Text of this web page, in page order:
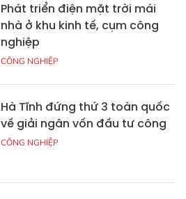
Phát triển điện mặt trời mái
nhà ở khu kinh tế, cụm công
nghiệp
CÔNG NGHIỆP
Hà Tĩnh đứng thứ 3 toàn quốc
về giải ngân vốn đầu tư công
CÔNG NGHIỆP